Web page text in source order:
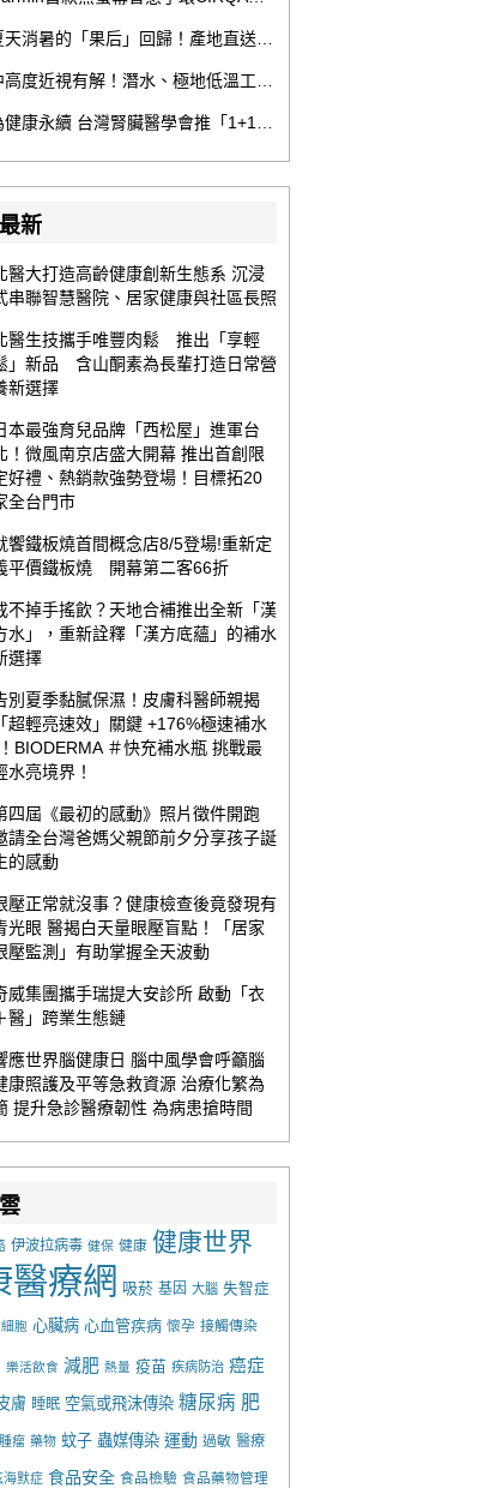
消暑的「果后」回歸！產地直送泰國鮮山竹，打造夏日最頂級的天然補給
度近視有解！潛水、極地低溫工作者優選 EVO ICL 膠原蛋白眼內鏡
永續 台灣腎臟醫學會推「1+1 Hold 好腎」 籲掌握eGFR＋UACR雙指標 及早把關腎健康
新
醫大打造高齡健康創新生態系 沉浸
串聯智慧醫院、居家健康與社區長照
醫生技攜手唯豐肉鬆 推出「享輕
」新品 含山酮素為長輩打造日常營
新選擇
本最強育兒品牌「西松屋」進軍台
！微風南京店盛大開幕 推出首創限
好禮、熱銷款強勢登場！目標拓20
全台門市
饗鐵板燒首間概念店8/5登場!重新定
平價鐵板燒 開幕第二客66折
不掉手搖飲？天地合補推出全新「漢
水」，重新詮釋「漢方底蘊」的補水
選擇
別夏季黏膩保濕！皮膚科醫師親揭
「超輕亮速效」關鍵 +176%極速補水
BIODERMA ＃快充補水瓶 挑戰最
水亮境界！
四屆《最初的感動》照片徵件開跑
請全台灣爸媽父親節前夕分享孩子誕
的感動
壓正常就沒事？健康檢查後竟發現有
光眼 醫揭白天量眼壓盲點！「居家
壓監測」有助掌握全天波動
威集團攜手瑞提大安診所 啟動「衣
醫」跨業生態鏈
應世界腦健康日 腦中風學會呼籲腦
康照護及平等急救資源 治療化繁為
提升急診醫療韌性 為病患搶時間
伊波拉病毒 健保 健康 健康世界
醫療網 吸菸 基因 大腦 失智症
胞 心臟病 心血管疾病 懷孕 接觸傳染
樂活飲食 減肥 熱量 疫苗 疾病防治 癌症
膚 睡眠 空氣或飛沫傳染 糖尿病 肥
腫瘤 藥物 蚊子 蟲媒傳染 運動 過敏 醫療
海默症 食品安全 食品檢驗 食品藥物管理